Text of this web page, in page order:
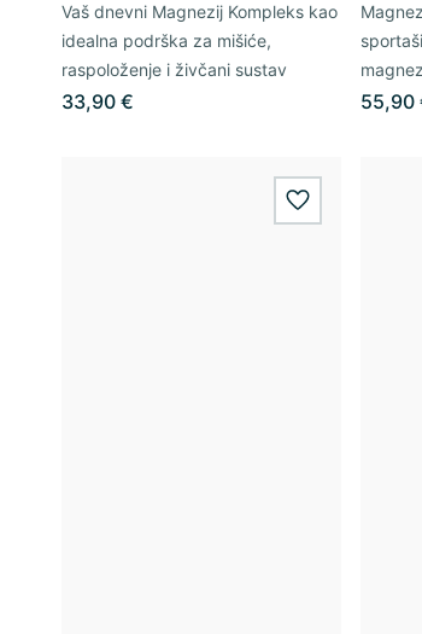
Vaš dnevni Magnezij Kompleks kao
idealna podrška za mišiće,
raspoloženje i živčani sustav
33,90 € 55,90
wishlist.add